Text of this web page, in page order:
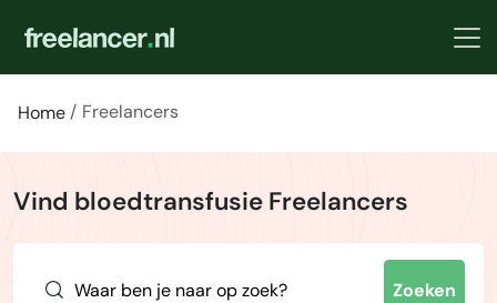
Home Freelancers
Vind bloedtransfusie Freelancers
Zoeken